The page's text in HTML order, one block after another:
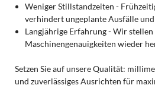
Weniger Stillstandzeiten -
verhindert ungeplante Ausfälle
Langjährige Erfahrung - Wir
Maschinengenauigkeiten wieder
Setzen Sie auf unsere Qualität:
und zuverlässiges Ausrichten für